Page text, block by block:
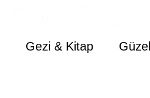
Gezi & Kitap